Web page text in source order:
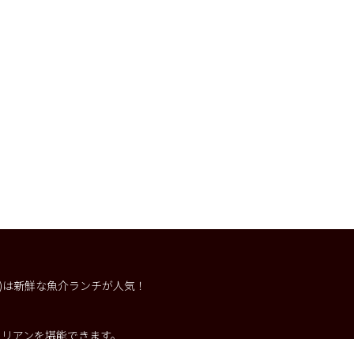
新鮮な魚介ランチが人気！
アンを堪能できます。